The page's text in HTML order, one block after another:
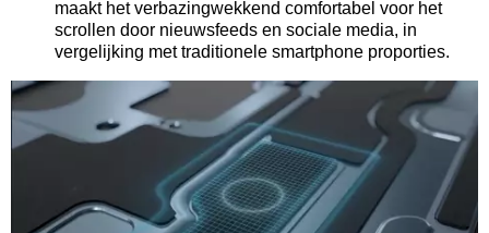
maakt het verbazingwekkend comfortabel voor het
scrollen door nieuwsfeeds en sociale media, in
vergelijking met traditionele smartphone proporties.